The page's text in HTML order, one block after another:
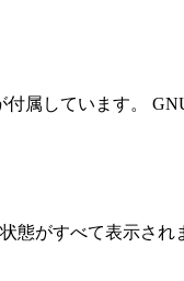
属しています。
態がすべて表示され